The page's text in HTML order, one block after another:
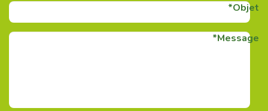
Objet
Message